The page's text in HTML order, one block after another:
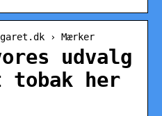
› Mærker
udvalg
tobak her